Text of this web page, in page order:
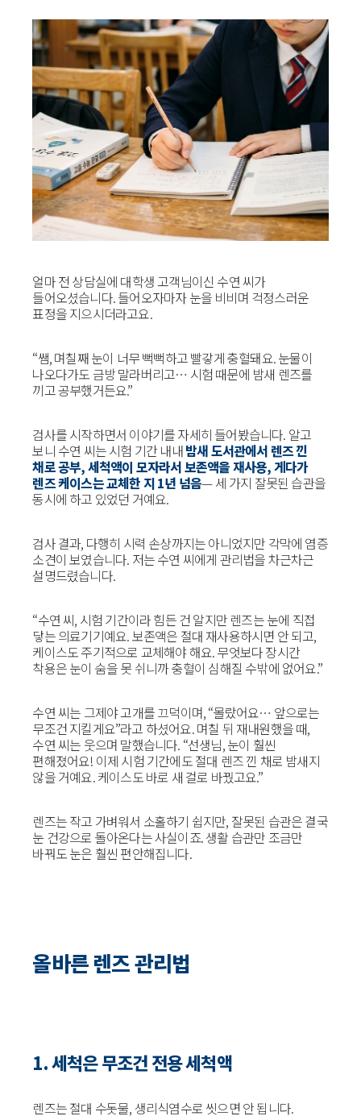
얼마 전 상담실에 대학생 고객님이신 수연 씨가
들어오셨습니다. 들어오자마자 눈을 비비며 걱정스러운
표정을 지으시더라고요.
“쌤, 며칠째 눈이 너무 뻑뻑하고 빨갛게 충혈돼요. 눈물이
나오다가도 금방 말라버리고… 시험 때문에 밤새 렌즈를
끼고 공부했거든요.”
검사를 시작하면서 이야기를 자세히 들어봤습니다. 알고
보니 수연 씨는 시험 기간 내내밤새 도서관에서 렌즈 낀
채로 공부, 세척액이 모자라서 보존액을 재사용, 게다가
렌즈 케이스는 교체한 지 1년 넘음— 세 가지 잘못된 습관을
동시에 하고 있었던 거예요.
검사 결과, 다행히 시력 손상까지는 아니었지만 각막에 염증
소견이 보였습니다. 저는 수연 씨에게 관리법을 차근차근
설명드렸습니다.
“수연 씨, 시험 기간이라 힘든 건 알지만 렌즈는 눈에 직접
닿는 의료기기예요. 보존액은 절대 재사용하시면 안 되고,
케이스도 주기적으로 교체해야 해요. 무엇보다 장시간
착용은 눈이 숨을 못 쉬니까 충혈이 심해질 수밖에 없어요.”
수연 씨는 그제야 고개를 끄덕이며, “몰랐어요… 앞으로는
무조건 지킬게요”라고 하셨어요. 며칠 뒤 재내원했을 때,
수연 씨는 웃으며 말했습니다. “선생님, 눈이 훨씬
편해졌어요! 이제 시험 기간에도 절대 렌즈 낀 채로 밤새지
않을 거예요. 케이스도 바로 새 걸로 바꿨고요.”
렌즈는 작고 가벼워서 소홀하기 쉽지만, 잘못된 습관은 결국
눈 건강으로 돌아온다는 사실이죠. 생활 습관만 조금만
바꿔도 눈은 훨씬 편안해집니다.
올바른 렌즈 관리법
1. 세척은 무조건 전용 세척액
렌즈는 절대 수돗물, 생리식염수로 씻으면 안 됩니다.